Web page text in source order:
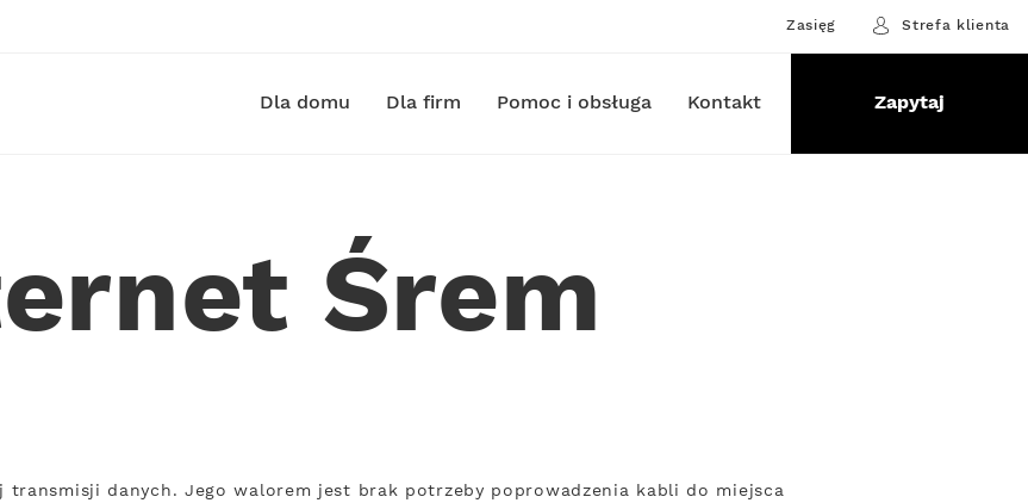
Zasięg Strefa klienta
Dla domu Dla firm Pomoc i obsługa Kontakt Zapytaj
Śrem
transmisji danych. Jego walorem jest brak potrzeby poprowadzenia kabli do miejsca